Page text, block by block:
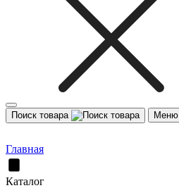
Поиск товара Меню
Главная
Каталог